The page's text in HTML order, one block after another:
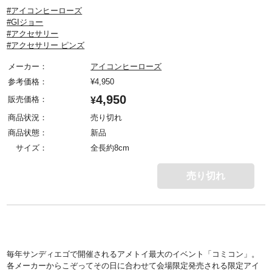
#アイコンヒーローズ
#GIジョー
#アクセサリー
#アクセサリー ピンズ
メーカー：
アイコンヒーローズ
参考価格：
¥4,950
販売価格：
¥4,950
商品状況：
売り切れ
商品状態：
新品
サイズ：
全長約8cm
売り切れ
毎年サンディエゴで開催されるアメトイ最大のイベント「コミコン」。
各メーカーからこぞってその日に合わせて会場限定発売される限定アイ